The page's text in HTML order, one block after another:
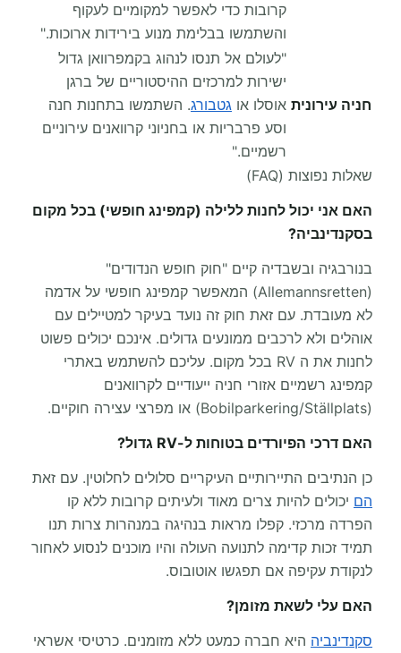
קרובות כדי לאפשר למקומיים לעקוף
והשתמשו בבלימת מנוע בירידות ארוכות."
חניה עירונית
"לעולם אל תנסו לנהוג בקמפרוואן גדול
ישירות למרכזים ההיסטוריים של ברגן
אוסלו או גטבורג. השתמשו בתחנות חנה
וסע פרבריות או בחניוני קרוואנים עירוניים
רשמיים."
שאלות נפוצות (FAQ)
האם אני יכול לחנות ללילה (קמפינג חופשי) בכל מקום
בסקנדינביה?
בנורבגיה ובשבדיה קיים "חוק חופש הנדודים"
(Allemannsretten) המאפשר קמפינג חופשי על אדמה
לא מעובדת. עם זאת חוק זה נועד בעיקר למטיילים עם
אוהלים ולא לרכבים ממונעים גדולים. אינכם יכולים פשוט
לחנות את ה RV בכל מקום. עליכם להשתמש באתרי
קמפינג רשמיים אזורי חניה ייעודיים לקרוואנים
(Bobilparkering/Ställplats) או מפרצי עצירה חוקיים.
האם דרכי הפיורדים בטוחות ל-RV גדול?
כן הנתיבים התיירותיים העיקריים סלולים לחלוטין. עם זאת
הם יכולים להיות צרים מאוד ולעיתים קרובות ללא קו
הפרדה מרכזי. קפלו מראות בנהיגה במנהרות צרות תנו
תמיד זכות קדימה לתנועה העולה והיו מוכנים לנסוע לאחור
לנקודת עקיפה אם תפגשו אוטובוס.
האם עלי לשאת מזומן?
סקנדינביה היא חברה כמעט ללא מזומנים. כרטיסי אשראי